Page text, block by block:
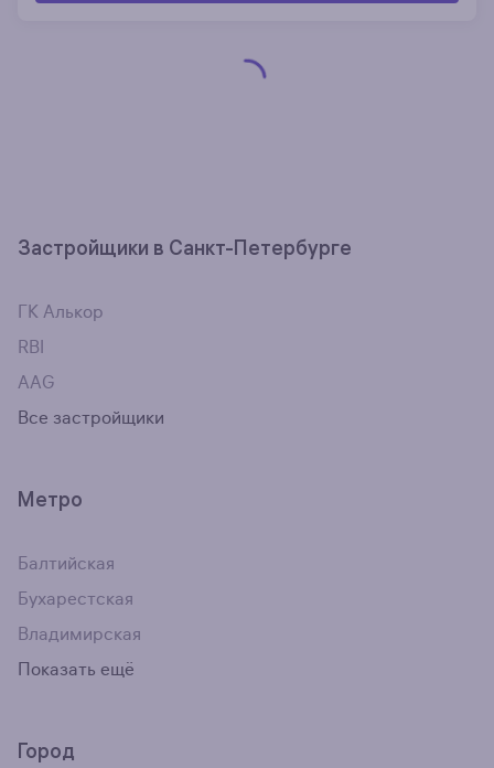
Застройщики в Санкт-Петербурге
ГК Алькор
RBI
AAG
Все застройщики
Метро
Балтийская
Бухарестская
Владимирская
Показать ещё
Город